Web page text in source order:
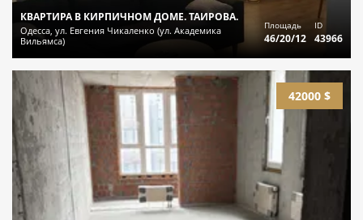
КВАРТИРА В КИРПИЧНОМ ДОМЕ. ТАИРОВА.
Одесса, ул. Евгения Чикаленко (ул. Академика
Вильямса)
Площадь
46/20/12
ID
43966
42000 $